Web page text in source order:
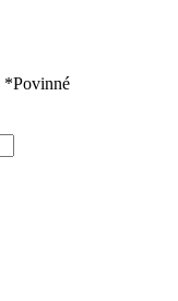
*Povinné